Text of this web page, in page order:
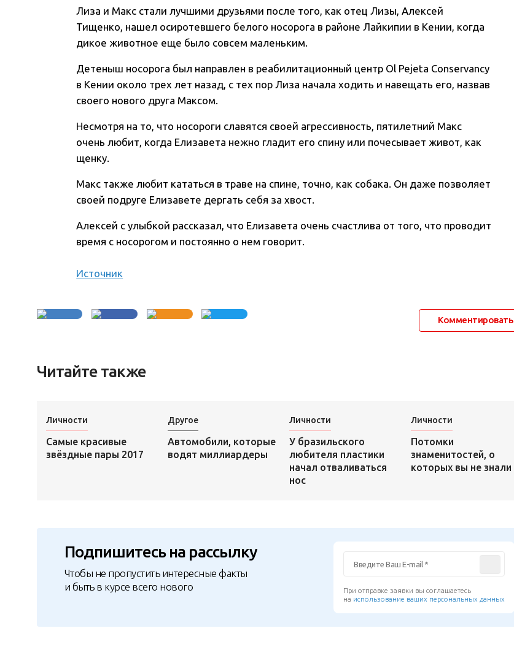
Лиза и Макс стали лучшими друзьями после того, как отец Лизы, Алексей
Тищенко, нашел осиротевшего белого носорога в районе Лайкипии в Кении, когда
дикое животное еще было совсем маленьким.
Детеныш носорога был направлен в реабилитационный центр Ol Pejeta Conservancy
в Кении около трех лет назад, с тех пор Лиза начала ходить и навещать его, назвав
своего нового друга Максом.
Несмотря на то, что носороги славятся своей агрессивность, пятилетний Макс
очень любит, когда Елизавета нежно гладит его спину или почесывает живот, как
щенку.
Макс также любит кататься в траве на спине, точно, как собака. Он даже позволяет
своей подруге Елизавете дергать себя за хвост.
Алексей с улыбкой рассказал, что Елизавета очень счастлива от того, что проводит
время с носорогом и постоянно о нем говорит.
Источник
Комментировать
Читайте также
Личности
Самые красивые
звёздные пары 2017
Другое
Автомобили, которые
водят миллиардеры
Личности
У бразильского
любителя пластики
начал отваливаться
нос
Личности
Потомки
знаменитостей, о
которых вы не знали
Подпишитесь на рассылку
Чтобы не пропустить интересные факты
и быть в курсе всего нового
При отправке заявки вы соглашаетесь
на использование ваших персональных данных